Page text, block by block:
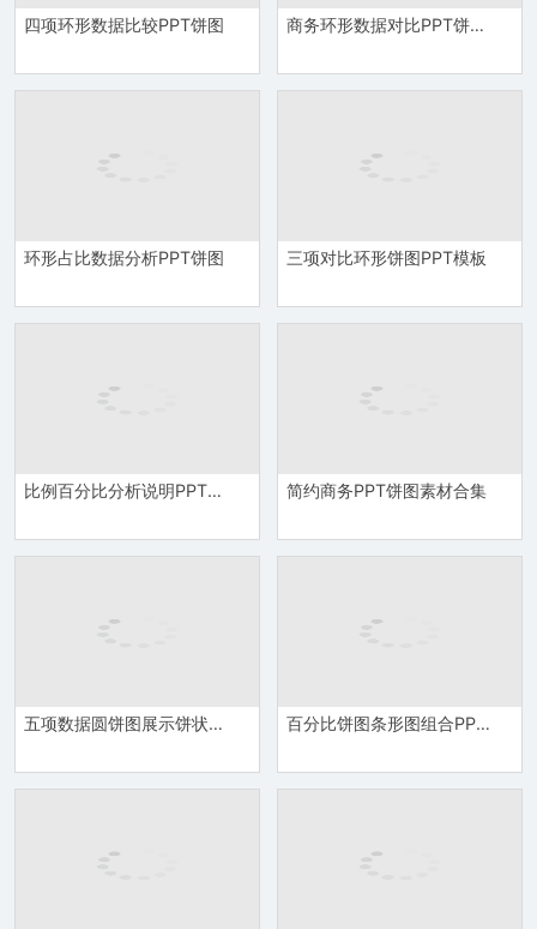
四项环形数据比较PPT饼图 商务环形数据对比PPT饼图素材模板
环形占比数据分析PPT饼图 三项对比环形饼图PPT模板
比例百分比分析说明PPT饼图 简约商务PPT饼图素材合集
五项数据圆饼图展示饼状图PPT模板 百分比饼图条形图组合PPT图表模板